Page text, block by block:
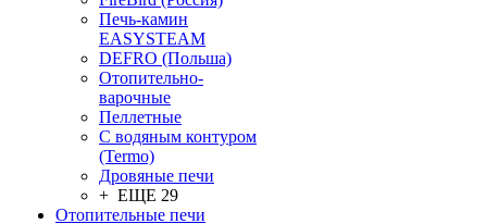
Печь-камин
EASYSTEAM
DEFRO (Польша)
Отопительно-
варочные
Пеллетные
С водяным контуром
(Termo)
Дровяные печи
+ ЕЩЕ 29
Отопительные печи